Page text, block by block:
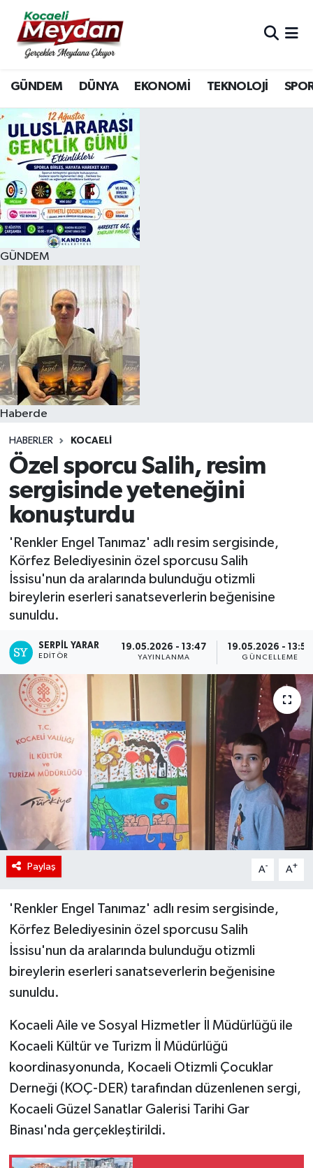
GÜNDEM DÜNYA EKONOMİ TEKNOLOJİ
GÜNDEM
Haberde
HABERLER KOCAELI
Özel sporcu Salih, resim
sergisinde yeteneğini
konuşturdu
'Renkler Engel Tanımaz' adlı resim sergisinde,
Körfez Belediyesinin özel sporcusu Salih
İssisu'nun da aralarında bulunduğu otizmli
bireylerin eserleri sanatseverlerin beğenisine
sunuldu.
SERPİL YARAR
EDITÖR
19.05.2026 - 13:47
YAYINLANMA
19.05.2026 - 13:50
GÜNCELLEME
Paylaş A- A+
'Renkler Engel Tanımaz' adlı resim sergisinde,
Körfez Belediyesinin özel sporcusu Salih
İssisu'nun da aralarında bulunduğu otizmli
bireylerin eserleri sanatseverlerin beğenisine
sunuldu.
Kocaeli Aile ve Sosyal Hizmetler İl Müdürlüğü ile
Kocaeli Kültür ve Turizm İl Müdürlüğü
koordinasyonunda, Kocaeli Otizmli Çocuklar
Derneği (KOÇ-DER) tarafından düzenlenen sergi,
Kocaeli Güzel Sanatlar Galerisi Tarihi Gar
Binası'nda gerçekleştirildi.
Nöbetçi Eczaneler
Hava Durumu
Trafik Durumu
Süper Lig Puan Durumu ve Fikstür
Tüm Manşetler
Son Dakika Haberleri
Haber Arşivi